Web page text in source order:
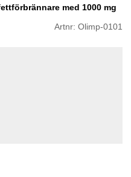
med 1000 mg
Artnr: Olimp-0101